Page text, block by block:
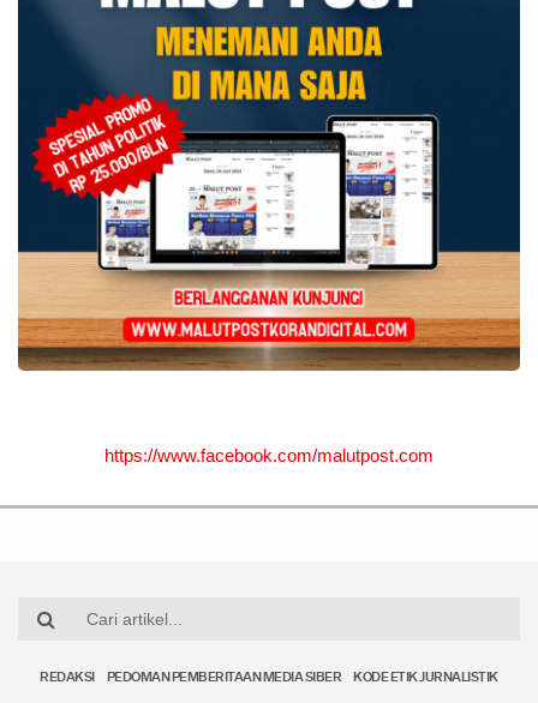
https://www.facebook.com/malutpost.com
REDAKSI PEDOMAN PEMBERITAAN MEDIA SIBER KODE ETIK JURNALISTIK